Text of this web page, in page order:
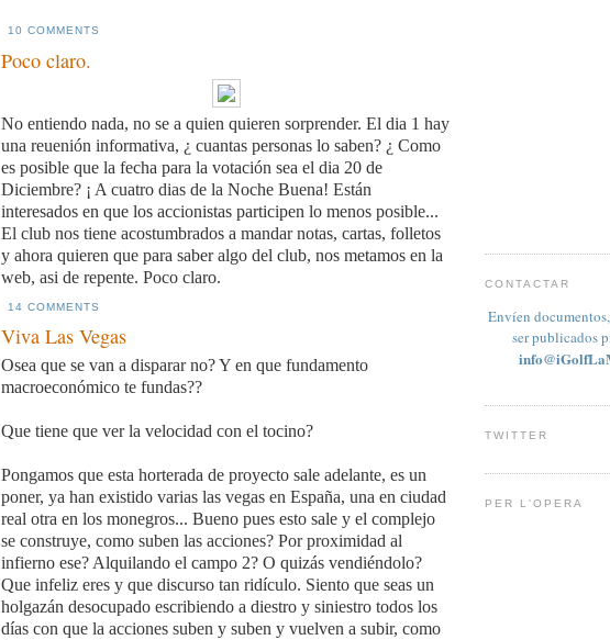
10 COMMENTS
Poco claro.
No entiendo nada, no se a quien quieren sorprender. El dia 1 hay
una reuenión informativa, ¿ cuantas personas lo saben? ¿ Como
es posible que la fecha para la votación sea el dia 20 de
Diciembre? ¡ A cuatro dias de la Noche Buena! Están
interesados en que los accionistas participen lo menos posible...
El club nos tiene acostumbrados a mandar notas, cartas, folletos
y ahora quieren que para saber algo del club, nos metamos en la
web, asi de repente. Poco claro.
14 COMMENTS
Viva Las Vegas
Osea que se van a disparar no? Y en que fundamento
macroeconómico te fundas??
Que tiene que ver la velocidad con el tocino?
Pongamos que esta horterada de proyecto sale adelante, es un
poner, ya han existido varias las vegas en España, una en ciudad
real otra en los monegros... Bueno pues esto sale y el complejo
se construye, como suben las acciones? Por proximidad al
infierno ese? Alquilando el campo 2? O quizás vendiéndolo?
Que infeliz eres y que discurso tan ridículo. Siento que seas un
holgazán desocupado escribiendo a diestro y siniestro todos los
días con que la acciones suben y suben y vuelven a subir, como
CONTACTAR
Envíen
ser publicados
TWITTER
PER L'OPERA